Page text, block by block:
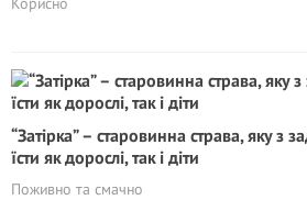
“Затірка” – старовинна страва, яку з
їсти як дорослі, так і діти
Поживно та смачно